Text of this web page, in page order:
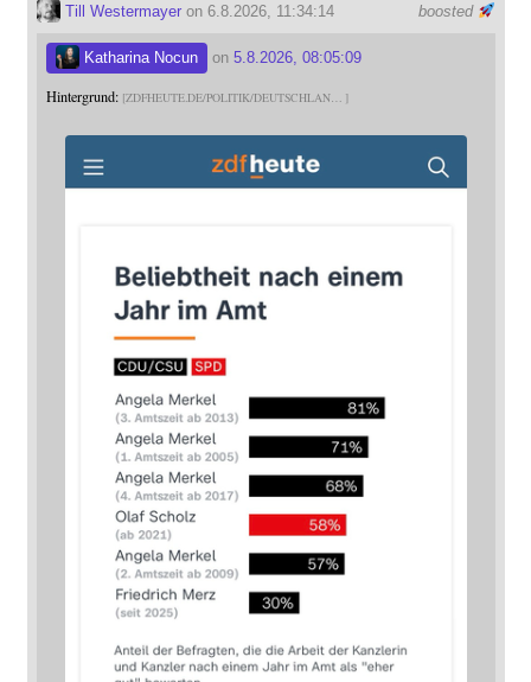
boosted
Till Westermayeron 6.8.2026, 11:34:14
Katharina Nocun on 5.8.2026, 08:05:09
Hintergrund: ZDFHEUTE.DE/POLITIK/DEUTSCHLAN